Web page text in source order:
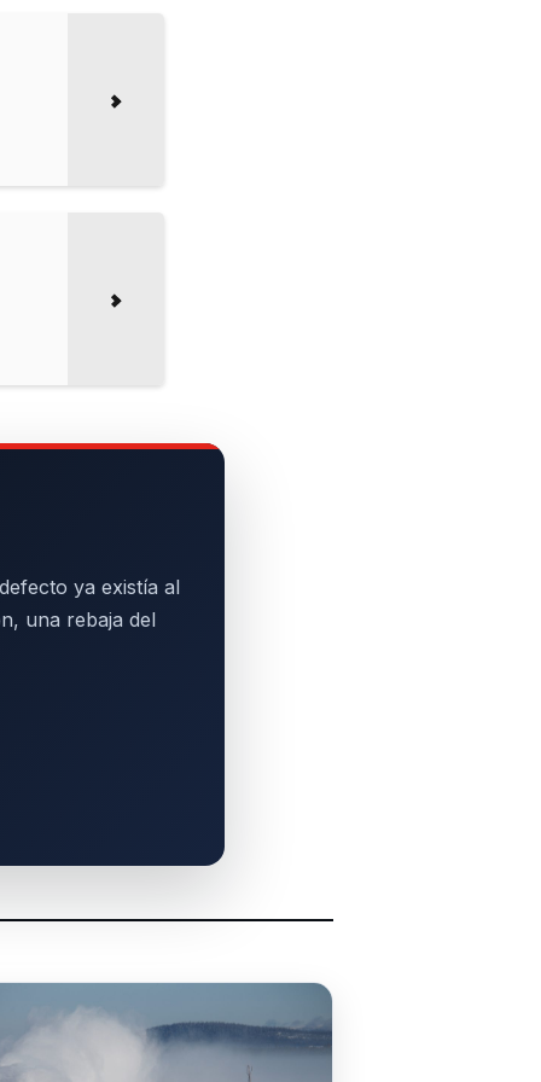
ya existía al
una rebaja del